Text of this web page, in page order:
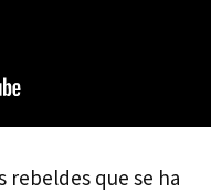
rebeldes que se ha